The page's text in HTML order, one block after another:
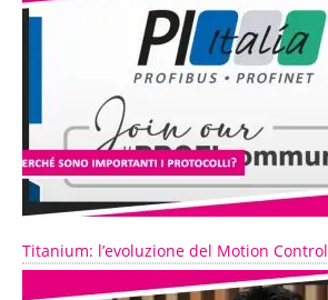
Titanium: l’evoluzione del Motion Control